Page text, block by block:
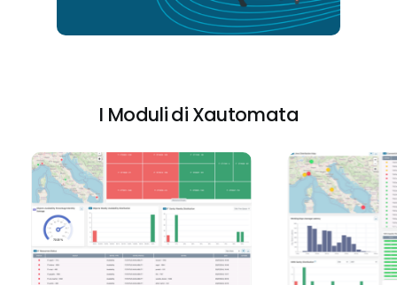
I Moduli di Xautomata